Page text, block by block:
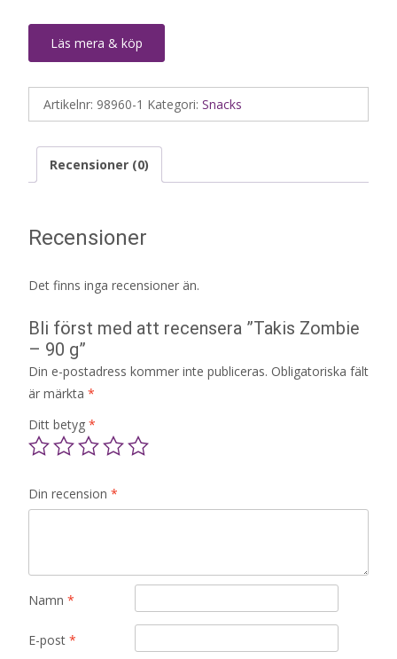
Läs mera & köp
Artikelnr: 98960-1 Kategori: Snacks
Recensioner (0)
Recensioner
Det finns inga recensioner än.
Bli först med att recensera ”Takis Zombie
– 90 g”
Din e-postadress kommer inte publiceras. Obligatoriska fält
är märkta *
Ditt betyg *
Din recension *
Namn *
E-post *